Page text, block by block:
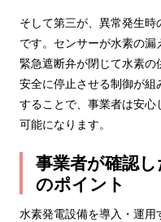
そして第三が、異常発生時
です。センサーが水素の
緊急遮断弁が閉じて水素
安全に停止させる制御が
することで、事業者は安
可能になります。
事業者が確認
のポイント
水素発電設備を導入・運